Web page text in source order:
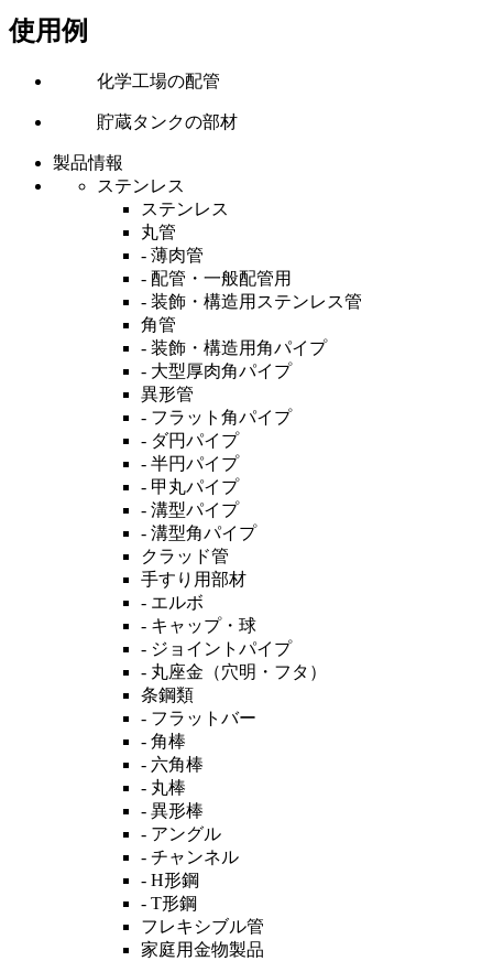
使用例
化学工場の配管
貯蔵タンクの部材
製品情報
ステンレス
ステンレス
丸管
- 薄肉管
- 配管・一般配管用
- 装飾・構造用ステンレス管
角管
- 装飾・構造用角パイプ
- 大型厚肉角パイプ
異形管
- フラット角パイプ
- ダ円パイプ
- 半円パイプ
- 甲丸パイプ
- 溝型パイプ
- 溝型角パイプ
クラッド管
手すり用部材
- エルボ
- キャップ・球
- ジョイントパイプ
- 丸座金（穴明・フタ）
条鋼類
- フラットバー
- 角棒
- 六角棒
- 丸棒
- 異形棒
- アングル
- チャンネル
- H形鋼
- T形鋼
フレキシブル管
家庭用金物製品